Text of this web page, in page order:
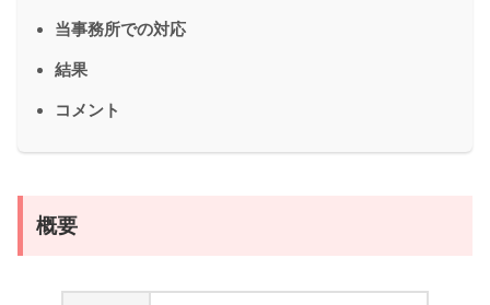
当事務所での対応
結果
コメント
概要